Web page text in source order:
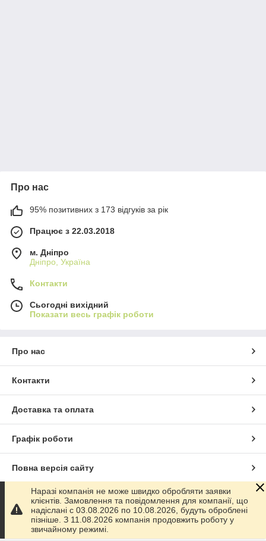
Про нас
95% позитивних з 173 відгуків за рік
Працює з 22.03.2018
м. Дніпро
Дніпро, Україна
Контакти
Сьогодні вихідний
Показати весь графік роботи
Про нас
Контакти
Доставка та оплата
Графік роботи
Повна версія сайту
Сайт створено на маркетплейсіProm.ua
Політика конфіденційності
Наразі компанія не може швидко обробляти заявки
клієнтів. Замовлення та повідомлення для компанії, що
надіслані с 03.08.2026 по 10.08.2026, будуть оброблені
пізніше. З 11.08.2026 компанія продовжить роботу у
звичайному режимі.